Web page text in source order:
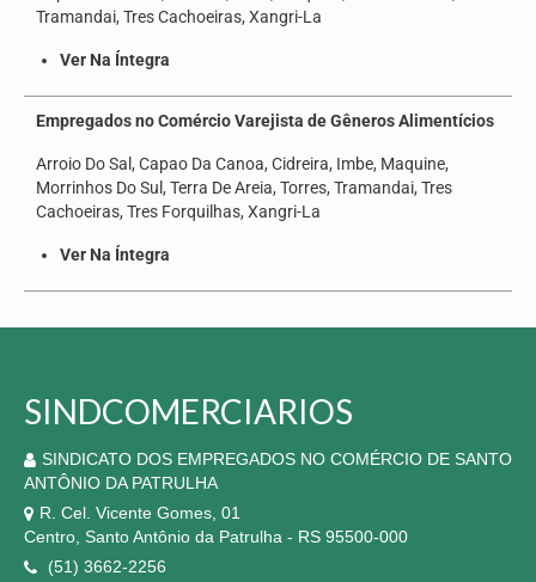
Tramandai, Tres Cachoeiras, Xangri-La
Ver Na Íntegra
Empregados no Comércio Varejista de Gêneros Alimentícios
Arroio Do Sal, Capao Da Canoa, Cidreira, Imbe, Maquine,
Morrinhos Do Sul, Terra De Areia, Torres, Tramandai, Tres
Cachoeiras, Tres Forquilhas, Xangri-La
Ver Na Íntegra
SINDCOMERCIARIOS
SINDICATO DOS EMPREGADOS NO COMÉRCIO DE SANTO
ANTÔNIO DA PATRULHA
R. Cel. Vicente Gomes, 01
Centro, Santo Antônio da Patrulha - RS 95500-000
(51) 3662-2256